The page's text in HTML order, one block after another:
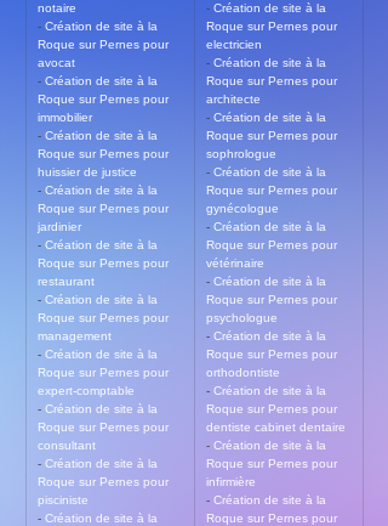
notaire
- Création de site à la
Roque sur Pernes pour
avocat
- Création de site à la
Roque sur Pernes pour
immobilier
- Création de site à la
Roque sur Pernes pour
huissier de justice
- Création de site à la
Roque sur Pernes pour
jardinier
- Création de site à la
Roque sur Pernes pour
restaurant
- Création de site à la
Roque sur Pernes pour
management
- Création de site à la
Roque sur Pernes pour
expert-comptable
- Création de site à la
Roque sur Pernes pour
consultant
- Création de site à la
Roque sur Pernes pour
pisciniste
- Création de site à la
- Création de site à la
Roque sur Pernes pour
electricien
- Création de site à la
Roque sur Pernes pour
architecte
- Création de site à la
Roque sur Pernes pour
sophrologue
- Création de site à la
Roque sur Pernes pour
gynécologue
- Création de site à la
Roque sur Pernes pour
vétérinaire
- Création de site à la
Roque sur Pernes pour
psychologue
- Création de site à la
Roque sur Pernes pour
orthodontiste
- Création de site à la
Roque sur Pernes pour
dentiste cabinet dentaire
- Création de site à la
Roque sur Pernes pour
infirmière
- Création de site à la
Roque sur Pernes pour